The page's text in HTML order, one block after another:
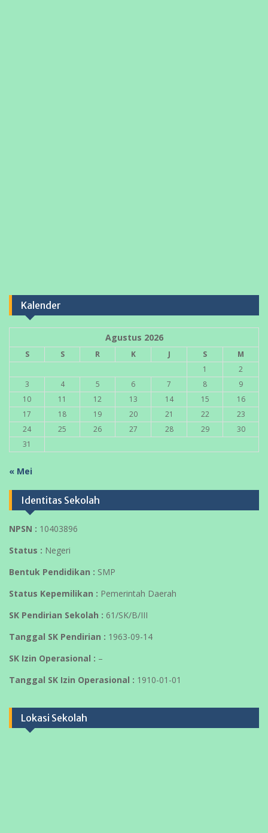
Kalender
Agustus 2026
S S R K J S
M
1
2
3
4 5 6 7 8
9
10
11 12 13 14 15
16
17
18 19 20 21 22
23
24
25 26 27 28 29
30
31
« Mei
Identitas Sekolah
NPSN : 10403896
Status : Negeri
Bentuk Pendidikan : SMP
Status Kepemilikan : Pemerintah Daerah
SK Pendirian Sekolah : 61/SK/B/III
Tanggal SK Pendirian : 1963-09-14
SK Izin Operasional : –
Tanggal SK Izin Operasional : 1910-01-01
Lokasi Sekolah